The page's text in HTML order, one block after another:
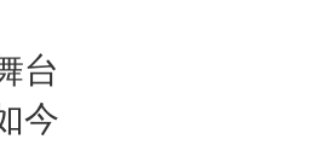
台
今